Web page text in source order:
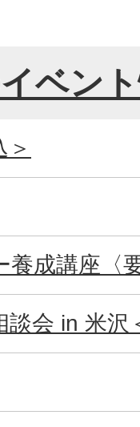
ベン
養成講座〈
談会 in 米沢